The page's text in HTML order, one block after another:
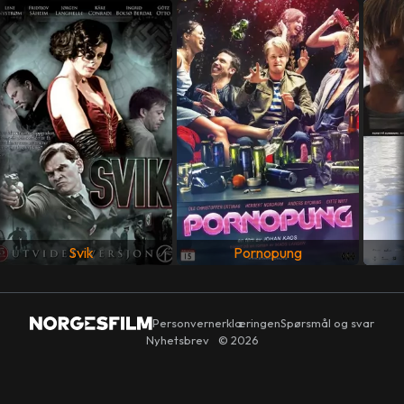
MANUS
Erik Borge
LAND
Norge
SPRÅK
Norsk
Svik Pornopung
PersonvernerklæringenSpørsmål og svar
Nyhetsbrev
© 2026